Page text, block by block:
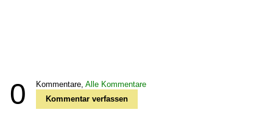
0 Kommentare, Alle Kommentare
Kommentar verfassen